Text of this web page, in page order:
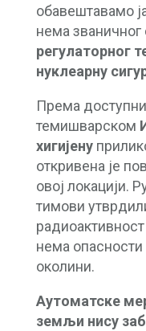
обавештавамо
нема
регулаторног
нуклеарну
Према
темишварском
хигијену
откривена је
овој локацији.
тимови
нема
околини.
Аутоматске
земљи нису